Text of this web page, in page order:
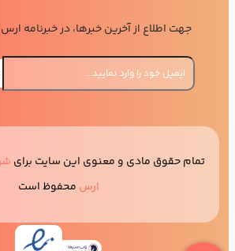
جهت اطلاع از آخرین خبرها، در خبرنامه
تمام حقوق مادی و معنوی این سایت برای
ارس محفوظ است